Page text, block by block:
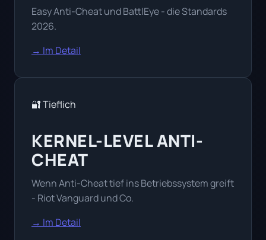
Easy Anti-Cheat und BattlEye - die Standards
2026.
→ Im Detail
🔐 Tieflich
KERNEL-LEVEL ANTI-
CHEAT
Wenn Anti-Cheat tief ins Betriebssystem greift
- Riot Vanguard und Co.
→ Im Detail